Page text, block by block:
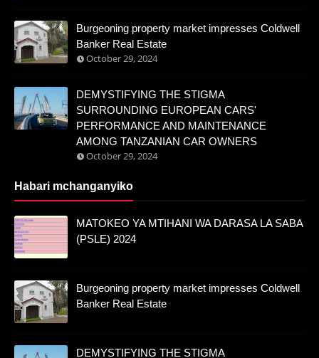
Burgeoning property market impresses Coldwell
Banker Real Estate
October 29, 2024
DEMYSTIFYING THE STIGMA
SURROUNDING EUROPEAN CARS'
PERFORMANCE AND MAINTENANCE
AMONG TANZANIAN CAR OWNERS
October 29, 2024
Habari mchanganyiko
MATOKEO YA MTIHANI WA DARASA LA SABA
(PSLE) 2024
Burgeoning property market impresses Coldwell
Banker Real Estate
DEMYSTIFYING THE STIGMA